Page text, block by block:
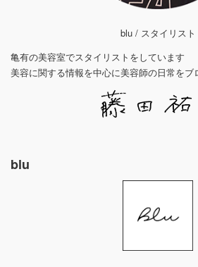
blu / スタイリスト
亀有の美容室でスタイリストをしています
美容に関する情報を中心に美容師の日常をブ
blu